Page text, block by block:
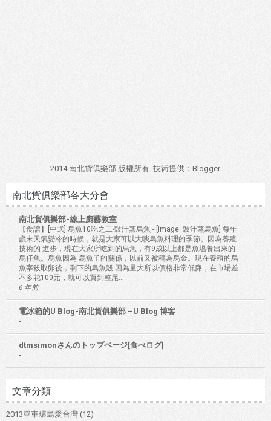
2014 南北貨俱樂部 版權所有. 技術提供： Blogger.
南北貨俱樂部各大分會
南北貨俱樂部-線上廚藝教室
【食譜】[中式] 烏魚10吃之二-豉汁蒸烏魚 - [image: 豉汁蒸烏魚] 每年
歲末天氣變冷的時候，就是大家可以大啖烏魚料理的季節。因為養殖
技術的 進步，現在大家所吃到的烏魚，有9成以上都是魚塭養出來的
烏仔魚。烏魚因為 烏魚子的關係，以前又被稱為烏金。現在養殖的烏
魚宰殺取卵後，剩下的烏魚殼 因為量大所以價格非常低廉，在市場差
不多花100元，就可以買到整尾...
6 年前
電冰箱的U Blog-南北貨俱樂部 –U Blog 博客
-
dtmsimonさんのトップページ[食べログ]
-
文章分類
2013單車環島愛台灣 (12)